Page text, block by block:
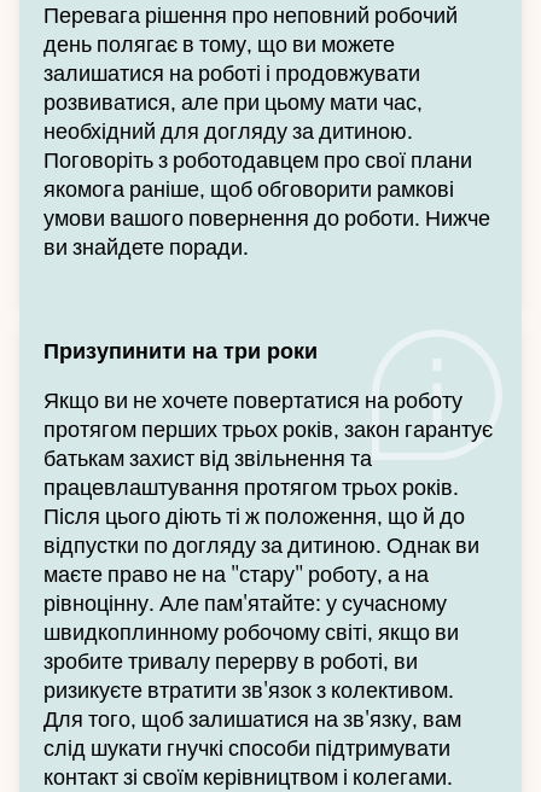
Перевага рішення про неповний робочий
день полягає в тому, що ви можете
залишатися на роботі і продовжувати
розвиватися, але при цьому мати час,
необхідний для догляду за дитиною.
Поговоріть з роботодавцем про свої плани
якомога раніше, щоб обговорити рамкові
умови вашого повернення до роботи. Нижче
ви знайдете поради.
Призупинити на три роки
Якщо ви не хочете повертатися на роботу
протягом перших трьох років, закон гарантує
батькам захист від звільнення та
працевлаштування протягом трьох років.
Після цього діють ті ж положення, що й до
відпустки по догляду за дитиною. Однак ви
маєте право не на "стару" роботу, а на
рівноцінну. Але пам'ятайте: у сучасному
швидкоплинному робочому світі, якщо ви
зробите тривалу перерву в роботі, ви
ризикуєте втратити зв'язок з колективом.
Для того, щоб залишатися на зв'язку, вам
слід шукати гнучкі способи підтримувати
контакт зі своїм керівництвом і колегами.